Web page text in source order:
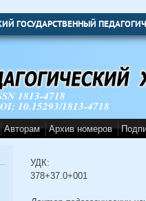
ГОСУДАРСТВЕННЫЙ
1813-4718
10.15293/1813-4718
Авторам Архив номеров
УДК:
378+37.0+001